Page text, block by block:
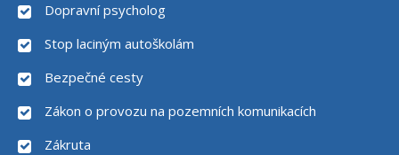
Dopravní psycholog
Stop laciným autoškolám
Bezpečné cesty
Zákon o provozu na pozemních komunikacích
Zákruta